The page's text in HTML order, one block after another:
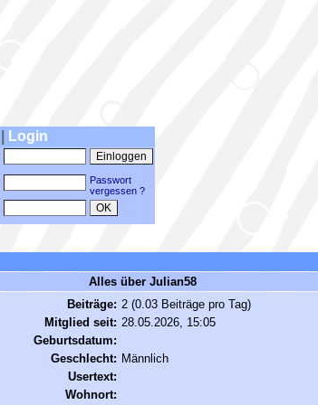
Login
Passwort
vergessen ?
Alles über Julian58
Beiträge: 2 (0.03 Beiträge pro Tag)
Mitglied seit: 28.05.2026, 15:05
Geburtsdatum:
Geschlecht: Männlich
Usertext:
Wohnort: